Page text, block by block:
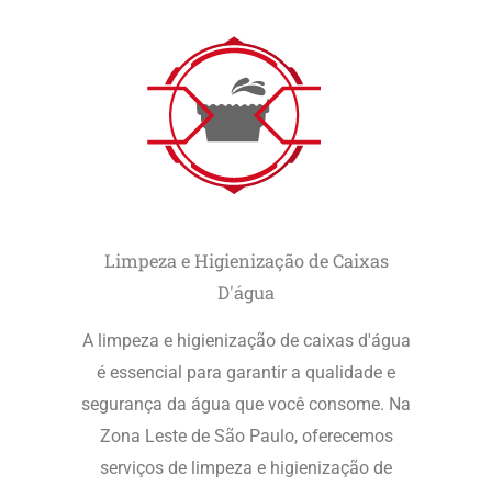
Limpeza e Higienização de Caixas
D'água
A limpeza e higienização de caixas d'água
é essencial para garantir a qualidade e
segurança da água que você consome. Na
Zona Leste de São Paulo, oferecemos
serviços de limpeza e higienização de